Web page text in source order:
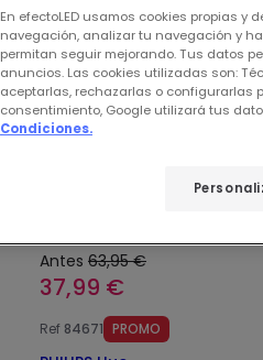
-41%
Antes 63,95 €
37,99 €
Ref 84671 PROMO
En efectoLED usamos cookies propias y
navegación, analizar tu navegación y
permitan seguir mejorando. Tus datos
anuncios. Las cookies utilizadas son:
aceptarlas, rechazarlas o configurarlas
consentimiento, Google utilizará tus
Condiciones.